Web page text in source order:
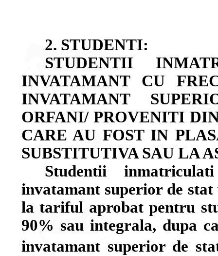
2. STUDENTI:
STUDENTII
INVATAMANT CU
INVATAMANT
ORFANI/ PROVENITI
CARE AU FOST IN
SUBSTITUTIVA SAU LA
Studentii
invatamant superior de
la tariful aprobat pentru
90% sau integrala, dupa
invatamant superior de